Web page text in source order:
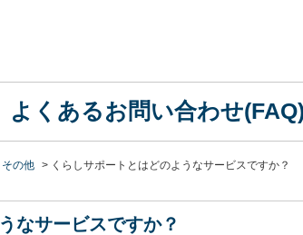
よくあるお問い合わせ(FAQ)
その他 > くらしサポートとはどのようなサービスですか？
なサービスですか？